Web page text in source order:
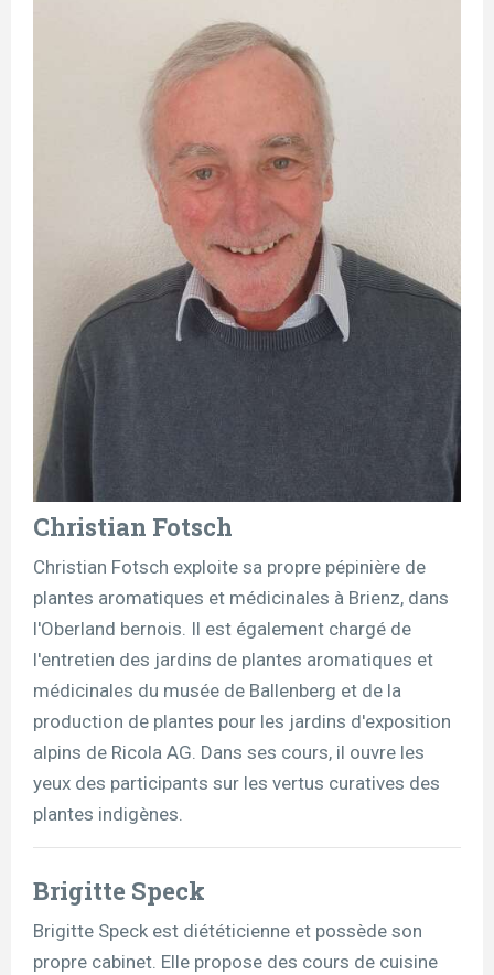
Christian Fotsch
Christian Fotsch exploite sa propre pépinière de
plantes aromatiques et médicinales à Brienz, dans
l'Oberland bernois. Il est également chargé de
l'entretien des jardins de plantes aromatiques et
médicinales du musée de Ballenberg et de la
production de plantes pour les jardins d'exposition
alpins de Ricola AG. Dans ses cours, il ouvre les
yeux des participants sur les vertus curatives des
plantes indigènes.
Brigitte Speck
Brigitte Speck est diététicienne et possède son
propre cabinet. Elle propose des cours de cuisine